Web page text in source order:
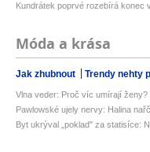
Kundrátek poprvé rozebírá konec
Móda a krása
Jak zhubnout Trendy nehty
Vlna veder: Proč víc umírají ženy?
Pawlowské ujely nervy: Halina
Byt ukrýval „poklad" za statisíce: